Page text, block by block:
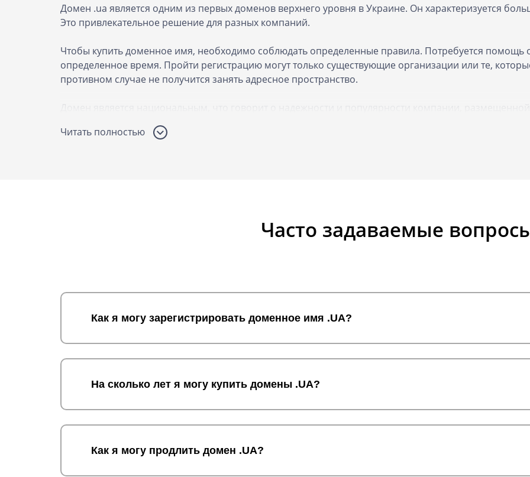
Домен .ua является одним из первых доменов верхнего уровня в Украине. Он характеризуется
Это привлекательное решение для разных компаний.
Чтобы купить доменное имя, необходимо соблюдать определенные правила. Потребуется помощь
определенное время. Пройти регистрацию могут только существующие организации или те,
противном случае не получится занять адресное пространство.
трафик и уровень доверия к владельцу ресурса.
для составления адреса.
домена
Чтобы упростить задачу, рекомендуем обратиться в компанию RX-NAME. Это облегчит процедуру
пройдет в установленные сроки.
Преимущества
территории страны. Цена регистрации относительно невысокая, но следует помнить об уплате
сайты, размещенные на домене, проходят проверку, поэтому являются надежными и безопасными.
пользовательских данных.
Читать полностью
Часто задаваемые
Как я могу зарегистрировать доменное имя .UA?
На сколько лет я могу купить домены .UA?
Как я могу продлить домен .UA?